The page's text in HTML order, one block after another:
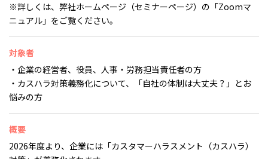
※詳しくは、弊社ホームページ（セミナーページ）の「Zoomマ
ニュアル」をご覧ください。
対象者
・企業の経営者、役員、人事・労務担当責任者の方
・カスハラ対策義務化について、「自社の体制は大丈夫？」とお
悩みの方
概要
2026年度より、企業には「カスタマーハラスメント（カスハラ）